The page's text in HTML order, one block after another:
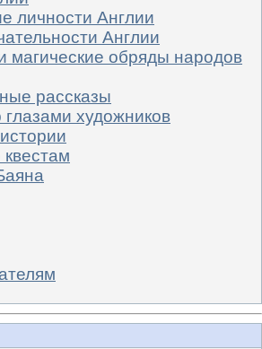
личности Англии
Англии
магические обряды народов
рассказы
художников